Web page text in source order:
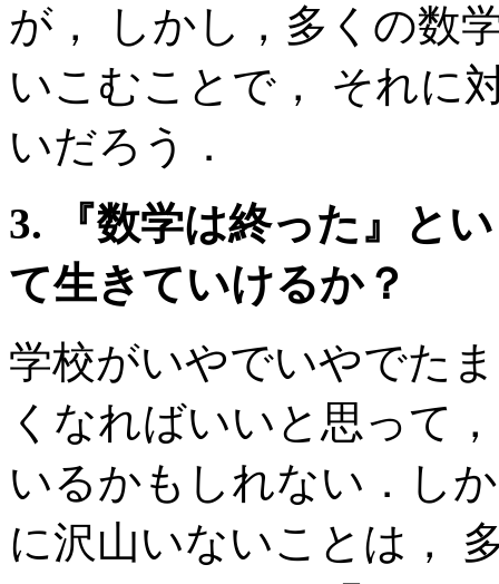
が， しかし，多くの数
いこむことで， それに
いだろう．
3. 『数学は終った』と
て生きていけるか？
学校がいやでいやでた
くなればいいと思って
いるかもしれない．し
に沢山いないことは，